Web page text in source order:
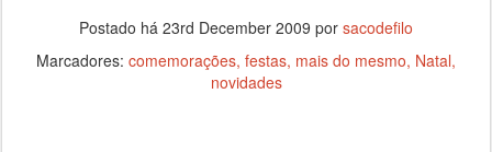
Postado há 23rd December 2009 por sacodefilo
Marcadores: comemorações festas mais do mesmo Natal
novidades